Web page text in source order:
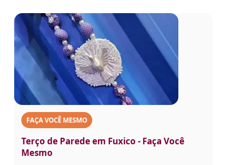
FAÇA VOCÊ MESMO
Terço de Parede em Fuxico - Faça Você
Mesmo